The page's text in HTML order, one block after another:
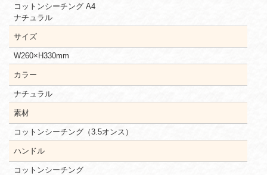
コットンシーチング A4
ナチュラル
サイズ
W260×H330mm
カラー
ナチュラル
素材
コットンシーチング（3.5オンス）
ハンドル
コットンシーチング